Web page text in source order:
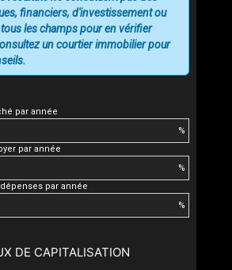
par année
%
par année
%
par année
%
financiers, d'investissement ou
les champs pour en vérifier
un courtier immobilier pour
DE CAPITALISATION